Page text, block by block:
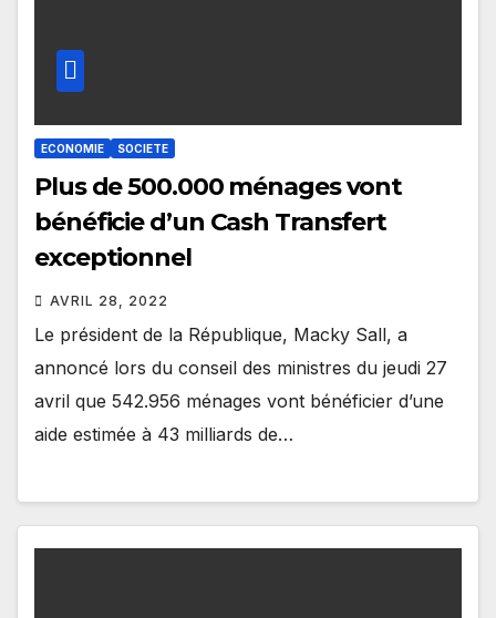
ECONOMIE SOCIETE
Plus de 500.000 ménages vont
bénéficie d’un Cash Transfert
exceptionnel
AVRIL 28, 2022
Le président de la République, Macky Sall, a
annoncé lors du conseil des ministres du jeudi 27
avril que 542.956 ménages vont bénéficier d’une
aide estimée à 43 milliards de…